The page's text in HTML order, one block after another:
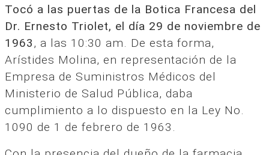
Tocó a las puertas de la Botica Francesa del
Dr. Ernesto Triolet, el día 29 de noviembre de
1963, a las 10:30 am. De esta forma,
Arístides Molina, en representación de la
Empresa de Suministros Médicos del
Ministerio de Salud Pública, daba
cumplimiento a lo dispuesto en la Ley No.
1090 de 1 de febrero de 1963.